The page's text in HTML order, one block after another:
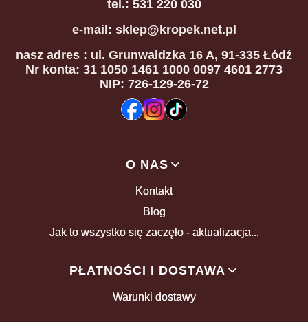
tel.: 531 220 030
e-mail: sklep@kropek.net.pl
nasz adres : ul. Grunwaldzka 16 A, 91-335 Łódź
Nr konta: 31 1050 1461 1000 0097 4601 2773
NIP: 726-129-26-72
O NAS
Kontakt
Blog
Jak to wszystko się zaczęło - aktualizacja...
PŁATNOŚCI I DOSTAWA
Warunki dostawy